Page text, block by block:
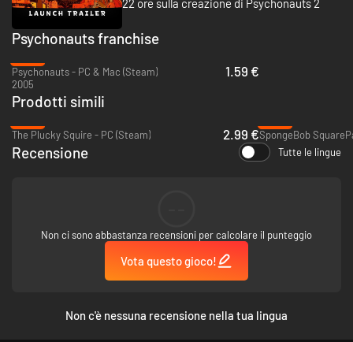
Fai evoluzioni acrobatiche in aria, cammina sulle funi e salta con
22 ore sulla creazione di Psychonauts 2
Psychonauts franchise
Psychonauts - PC & Mac (Steam)
2005
1.59 €
Prodotti simili
The Plucky Squire - PC (Steam)
2.99 €
Recensione Tutte le lingue
Non ci sono abbastanza recensioni per calcolare il punteggio
Vota questo gioco!
Non c'è nessuna recensione nella tua lingua